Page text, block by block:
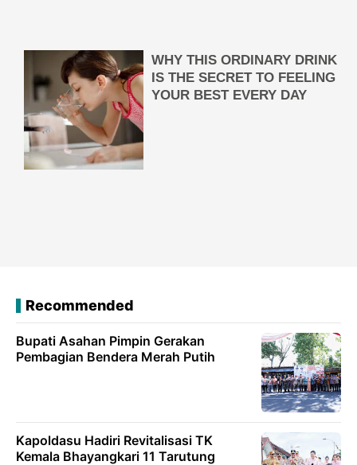
Recommended
Bupati Asahan Pimpin Gerakan
Pembagian Bendera Merah Putih
Kapoldasu Hadiri Revitalisasi TK
Kemala Bhayangkari 11 Tarutung